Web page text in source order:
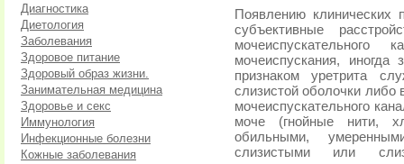
Диагностика
Диетология
Заболевания
Здоровое питание
Здоровый образ жизни.
Занимательная медицина
Здоровье и секс
Иммунология
Инфекционные болезни
Кожные заболевания
Появлению клинических
субъективные
мочеиспускания,
признаком уретрита
слизистой оболочки либо
мочеиспускательного
моче (гнойные нити,
обильными,
слизистыми или